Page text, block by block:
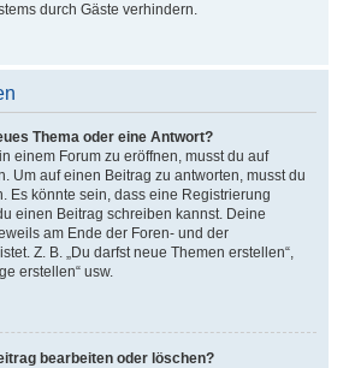
durch Gäste verhindern.
Thema oder eine Antwort?
einem Forum zu eröffnen, musst du auf
Um auf einen Beitrag zu antworten, musst du
Es könnte sein, dass eine Registrierung
einen Beitrag schreiben kannst. Deine
am Ende der Foren- und der
Z. B. „Du darfst neue Themen erstellen“,
erstellen“ usw.
bearbeiten oder löschen?